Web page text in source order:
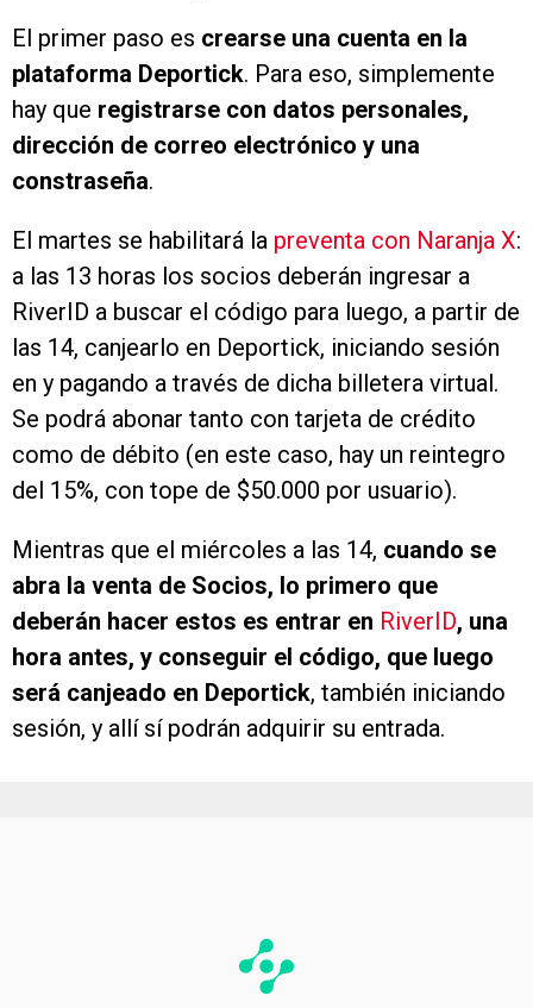
El primer paso es crearse una cuenta en la
plataforma Deportick. Para eso, simplemente
hay que registrarse con datos personales,
dirección de correo electrónico y una
constraseña.
El martes se habilitará la preventa con Naranja X:
a las 13 horas los socios deberán ingresar a
RiverID a buscar el código para luego, a partir de
las 14, canjearlo en Deportick, iniciando sesión
en y pagando a través de dicha billetera virtual.
Se podrá abonar tanto con tarjeta de crédito
como de débito (en este caso, hay un reintegro
del 15%, con tope de $50.000 por usuario).
Mientras que el miércoles a las 14, cuando se
abra la venta de Socios, lo primero que
deberán hacer estos es entrar en RiverID, una
hora antes, y conseguir el código, que luego
será canjeado en Deportick, también iniciando
sesión, y allí sí podrán adquirir su entrada.